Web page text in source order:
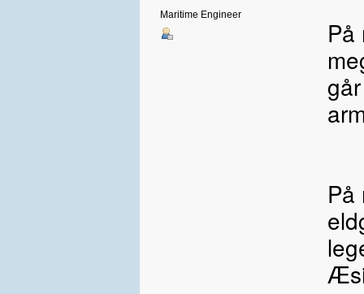
Maritime Engineer
På
På